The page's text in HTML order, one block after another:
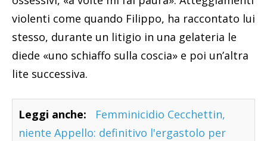
violenti come quando Filippo, ha raccontato lui
stesso, durante un litigio in una gelateria le
diede «uno schiaffo sulla coscia» e poi un’altra
lite successiva.
Leggi anche:
Femminicidio Cecchettin,
niente Appello: definitivo l'ergastolo per